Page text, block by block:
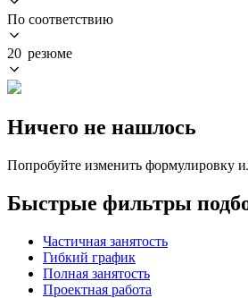
По соответствию
20 резюме
Ничего не нашлось
Попробуйте изменить формулировку
Быстрые фильтры
Частичная занятость
Гибкий график
Полная занятость
Проектная работа